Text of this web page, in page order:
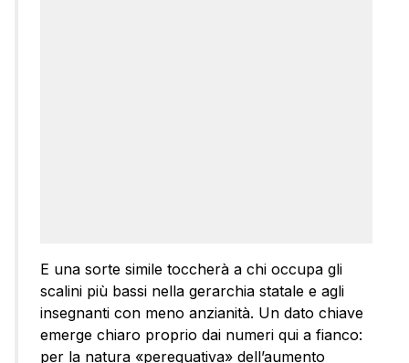
E una sorte simile toccherà a chi occupa gli
scalini più bassi nella gerarchia statale e agli
insegnanti con meno anzianità. Un dato chiave
emerge chiaro proprio dai numeri qui a fianco:
per la natura «perequativa» dell’aumento